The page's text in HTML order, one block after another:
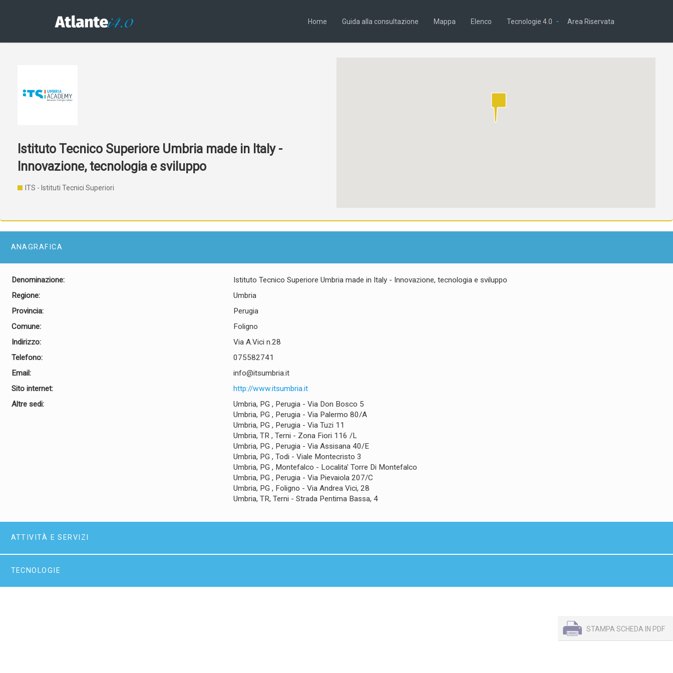
Home Guida alla consultazione Mappa Elenco Tecnologie 4.0 Area Riservata
Istituto Tecnico Superiore Umbria made in Italy -
Innovazione, tecnologia e sviluppo
ITS - Istituti Tecnici Superiori
ANAGRAFICA
Denominazione:
Istituto Tecnico Superiore Umbria made in Italy - Innovazione, tecnologia e sviluppo
Regione:
Umbria
Provincia:
Perugia
Comune:
Foligno
Indirizzo:
Via A.Vici n.28
Telefono:
075582741
Email:
info@itsumbria.it
Sito internet:
http://www.itsumbria.it
Altre sedi:
Umbria, PG , Perugia - Via Don Bosco 5
Umbria, PG , Perugia - Via Palermo 80/A
Umbria, PG , Perugia - Via Tuzi 11
Umbria, TR , Terni - Zona Fiori 116 /L
Umbria, PG , Perugia - Via Assisana 40/E
Umbria, PG , Todi - Viale Montecristo 3
Umbria, PG , Montefalco - Localita' Torre Di Montefalco
Umbria, PG , Perugia - Via Pievaiola 207/C
Umbria, PG , Foligno - Via Andrea Vici, 28
Umbria, TR, Terni - Strada Pentima Bassa, 4
ATTIVITÀ E SERVIZI
TECNOLOGIE
STAMPA SCHEDA IN PDF